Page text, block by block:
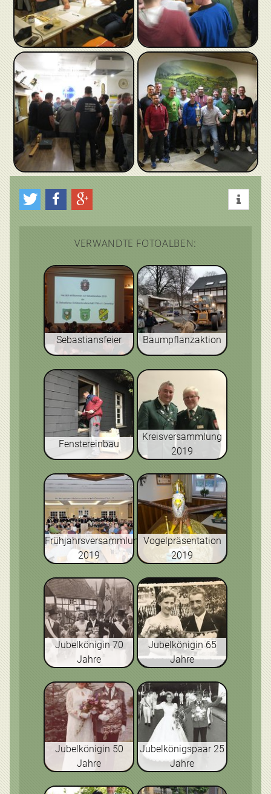
VERWANDTE FOTOALBEN:
Sebastiansfeier Baumpflanzaktion
Fenstereinbau
Kreisversammlung
2019
Frühjahrsversammlung
2019
Vogelpräsentation
2019
Jubelkönigin 70
Jahre
Jubelkönigin 65
Jahre
Jubelkönigin 50
Jahre
Jubelkönigspaar 25
Jahre